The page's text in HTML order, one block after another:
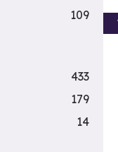
109
433
179
14